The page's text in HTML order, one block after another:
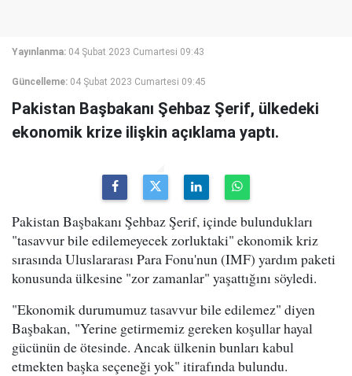
Yayınlanma: 04 Şubat 2023 Cumartesi 09:43
Güncelleme: 04 Şubat 2023 Cumartesi 09:45
Pakistan Başbakanı Şehbaz Şerif, ülkedeki
ekonomik krize ilişkin açıklama yaptı.
Pakistan Başbakanı Şehbaz Şerif, içinde bulundukları
"tasavvur bile edilemeyecek zorluktaki" ekonomik kriz
sırasında Uluslararası Para Fonu'nun (IMF) yardım paketi
konusunda ülkesine "zor zamanlar" yaşattığını söyledi.
"Ekonomik durumumuz tasavvur bile edilemez" diyen
Başbakan, "Yerine getirmemiz gereken koşullar hayal
gücünün de ötesinde. Ancak ülkenin bunları kabul
etmekten başka seçeneği yok" itirafında bulundu.